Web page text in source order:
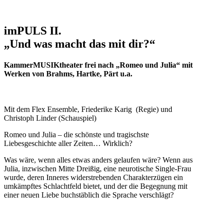
imPULS II.
„Und was macht das mit dir?“
KammerMUSIKtheater frei nach „Romeo und Julia“ mit
Werken von Brahms, Hartke, Pärt u.a.
Mit dem Flex Ensemble, Friederike Karig (Regie) und
Christoph Linder (Schauspiel)
Romeo und Julia – die schönste und tragischste
Liebesgeschichte aller Zeiten… Wirklich?
Was wäre, wenn alles etwas anders gelaufen wäre? Wenn aus
Julia, inzwischen Mitte Dreißig, eine neurotische Single-Frau
wurde, deren Inneres widerstrebenden Charakterzügen ein
umkämpftes Schlachtfeld bietet, und der die Begegnung mit
einer neuen Liebe buchstäblich die Sprache verschlägt?